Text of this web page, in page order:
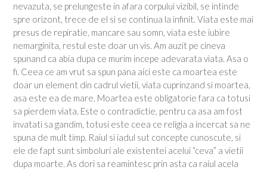
nevazuta, se prelungeste in afara corpului vizibil, se intinde
spre orizont, trece de el si se continua la infinit. Viata este mai
presus de repiratie, mancare sau somn, viata este iubire
nemarginita, restul este doar un vis. Am auzit pe cineva
spunand ca abia dupa ce murim incepe adevarata viata. Asa o
fi. Ceea ce am vrut sa spun pana aici este ca moartea este
doar un element din cadrul vietii, viata cuprinzand si moartea,
asa este ea de mare. Moartea este obligatorie fara ca totusi
sa pierdem viata. Este o contradictie, pentru ca asa am fost
invatati sa gandim, totusi este ceea ce religia a incercat sa ne
spuna de mult timp. Raiul si iadul sut concepte cunoscute, si
ele de fapt sunt simboluri ale existentei acelui “ceva” a vietii
dupa moarte. As dori sa reamintesc prin asta ca raiul acela